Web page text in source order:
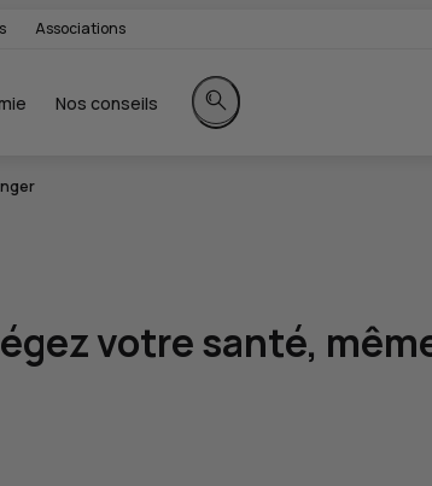
Associations
Nos conseils
Rechercher sur le site
votre santé,